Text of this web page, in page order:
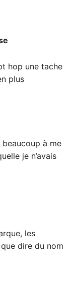
hop une tache
plus
beaucoup à me
je n’avais
les
dire du nom